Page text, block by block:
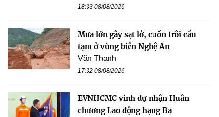
18:33 08/08/2026
Mưa lớn gây sạt lở, cuốn trôi cầu
tạm ở vùng biên Nghệ An
Văn Thanh
17:32 08/08/2026
EVNHCMC vinh dự nhận Huân
chương Lao động hạng Ba